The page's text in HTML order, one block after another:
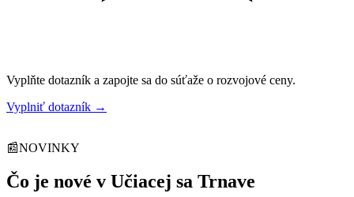
Vyplňte dotazník a zapojte sa do súťaže o rozvojové ceny.
Vyplniť dotazník →
📰NOVINKY
Čo je nové v Učiacej sa Trnave